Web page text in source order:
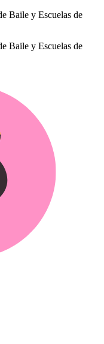
Baile y Escuelas de
Baile y Escuelas de